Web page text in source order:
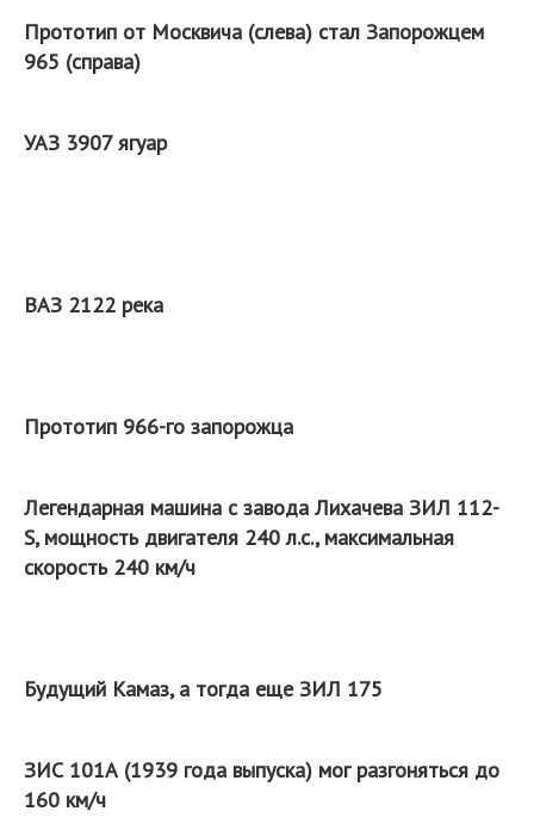
Прототип от Москвича (слева) стал Запорожцем
965 (справа)
УАЗ 3907 ягуар
ВАЗ 2122 река
Прототип 966-го запорожца
Легендарная машина с завода Лихачева ЗИЛ 112-
S, мощность двигателя 240 л.с., максимальная
скорость 240 км/ч
Будущий Камаз, а тогда еще ЗИЛ 175
ЗИС 101А (1939 года выпуска) мог разгоняться до
160 км/ч